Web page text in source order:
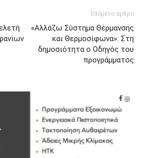
Επόμενο άρθρο
«Αλλάζω Σύστημα Θέρμανσης
και Θερμοσίφωνα»: Στη
δημοσιότητα ο Οδηγός του
προγράμματος